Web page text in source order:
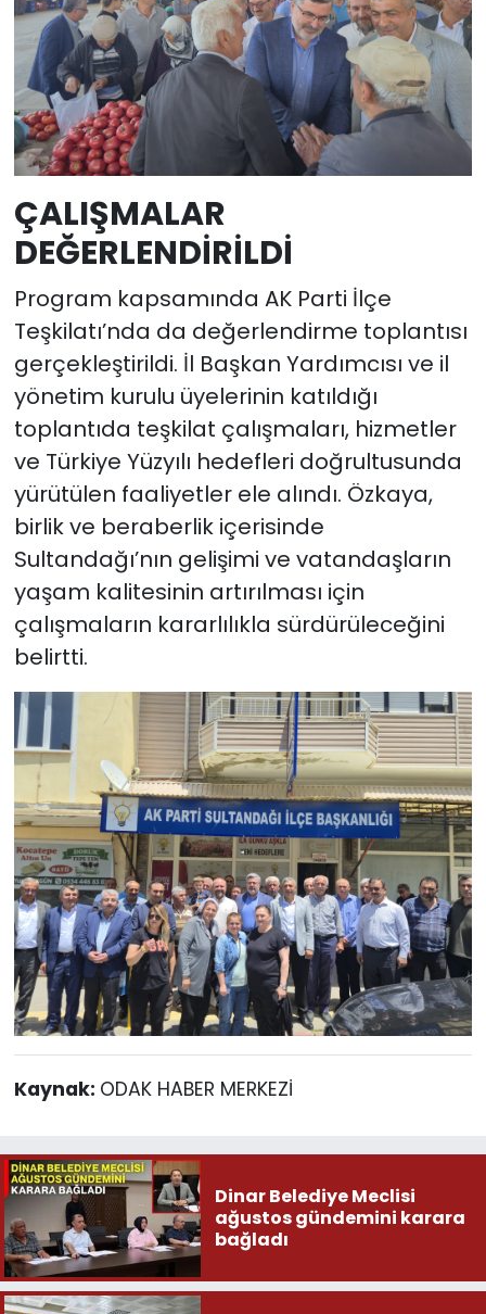
ÇALIŞMALAR
DEĞERLENDİRİLDİ
Program kapsamında AK Parti İlçe
Teşkilatı’nda da değerlendirme toplantısı
gerçekleştirildi. İl Başkan Yardımcısı ve il
yönetim kurulu üyelerinin katıldığı
toplantıda teşkilat çalışmaları, hizmetler
ve Türkiye Yüzyılı hedefleri doğrultusunda
yürütülen faaliyetler ele alındı. Özkaya,
birlik ve beraberlik içerisinde
Sultandağı’nın gelişimi ve vatandaşların
yaşam kalitesinin artırılması için
çalışmaların kararlılıkla sürdürüleceğini
belirtti.
Kaynak: ODAK HABER MERKEZİ
Dinar Belediye Meclisi
ağustos gündemini karara
bağladı